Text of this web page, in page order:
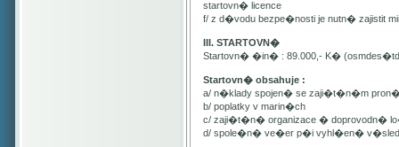
startovn� licence
f/ z d�vodu bezpe�nosti je nutn� zajistit
III. STARTOVN�
Startovn� �in� : 89.000,- K�
Startovn� obsahuje :
a/ n�klady spojen� se zaji�t�n�m
b/ poplatky v marin�ch
c/ zaji�t�n� organizace � doprovodn�
d/ spole�n� ve�er p�i vyhl�en�